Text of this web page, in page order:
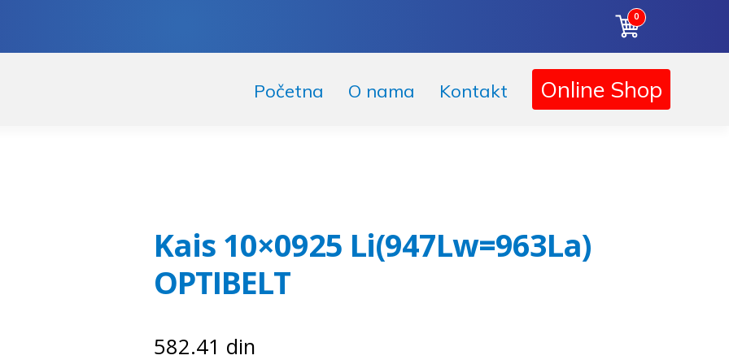
0
Početna O nama Kontakt Online Shop
Kais 10×0925 Li(947Lw=963La)
OPTIBELT
582.41 din